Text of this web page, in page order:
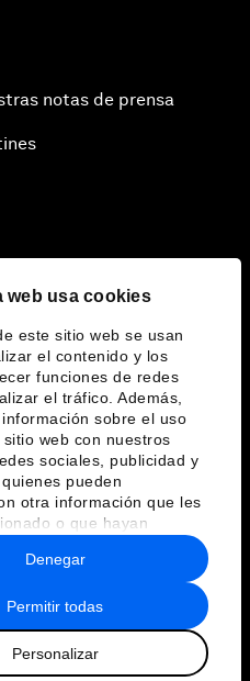
web usa cookies
este sitio web se usan
el contenido y los
funciones de redes
el tráfico. Además,
sobre el uso
web con nuestros
sociales, publicidad y
pueden
otra información que les
o que hayan
del uso que haya
servicios.
Permitir todas
Personalizar
Denegar
notas de prensa
y normas de uso
Mundial